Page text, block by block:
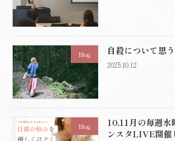
Blog 自殺について思
2025.10.12
Blog
10,11月の毎週水
ンスタLIVE開催